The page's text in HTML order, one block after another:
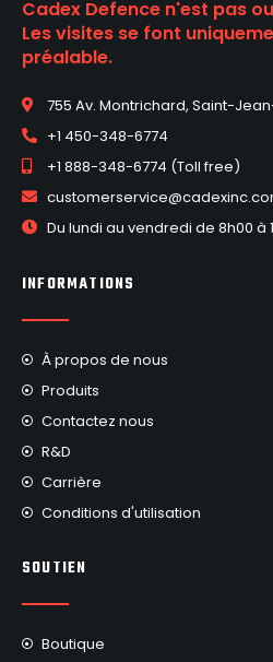
Cadex Defence n'est pas
Les visites se font
préalable.
755 Av. Montrichard, Saint-
+1 450-348-6774
+1 888-348-6774 (Toll free)
Du lundi au vendredi de 8h00 à
INFORMATIONS
À propos de nous
Produits
Contactez nous
R&D
Carrière
Conditions d'utilisation
SOUTIEN
Boutique